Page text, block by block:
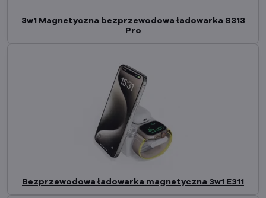
3w1 Magnetyczna bezprzewodowa ładowarka S313
Pro
Bezprzewodowa ładowarka magnetyczna 3w1 E311